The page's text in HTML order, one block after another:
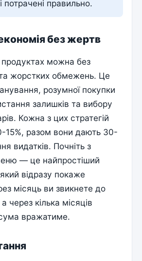
потрачені правильно.
без жертв
можна без
жорстких обмежень. Це
розумної покупки
залишків та вибору
Кожна з цих стратегій
15%, разом вони дають 30-
видатків. Почніть з
— це найпростіший
відразу покаже
місяць ви звикнете до
через кілька місяців
вражатиме.